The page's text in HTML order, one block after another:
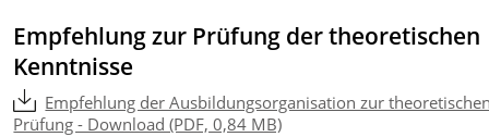
Empfehlung zur Prüfung der theoretischen
Kenntnisse
Empfehlung der Ausbildungsorganisation zur
Prüfung - Download (PDF, 0,84 MB)